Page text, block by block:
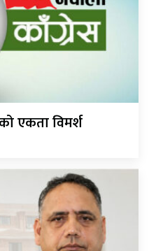
एकता विमर्श